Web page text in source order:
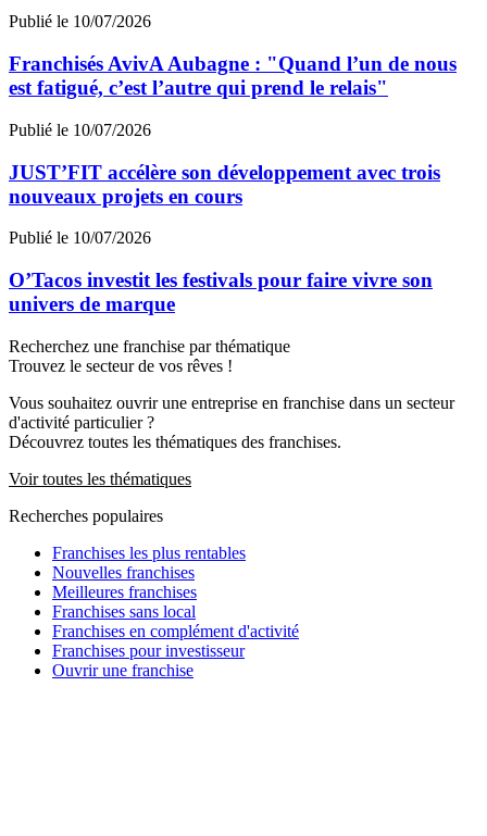
Publié le 10/07/2026
Franchisés AvivA Aubagne : "Quand l’un de nous
est fatigué, c’est l’autre qui prend le relais"
Publié le 10/07/2026
JUST’FIT accélère son développement avec trois
nouveaux projets en cours
Publié le 10/07/2026
O’Tacos investit les festivals pour faire vivre son
univers de marque
Recherchez une franchise par thématique
Trouvez le secteur de vos rêves !
Vous souhaitez ouvrir une entreprise en franchise dans un secteur
d'activité particulier ?
Découvrez toutes les thématiques des franchises.
Voir toutes les thématiques
Recherches populaires
Franchises les plus rentables
Nouvelles franchises
Meilleures franchises
Franchises sans local
Franchises en complément d'activité
Franchises pour investisseur
Ouvrir une franchise